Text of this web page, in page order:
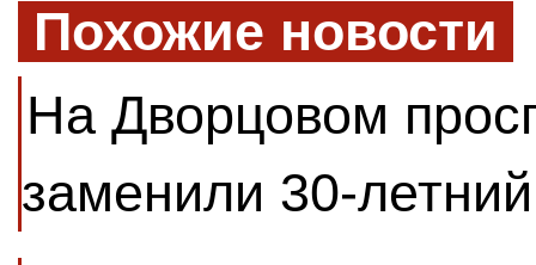
Похожие новости
На Дворцовом
заменили 30-